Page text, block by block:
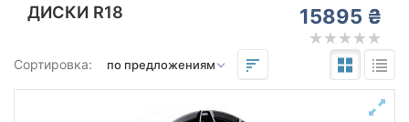
ДИСКИ R18 15895 ₴
Сортировка:
от
Подбор по параметрам